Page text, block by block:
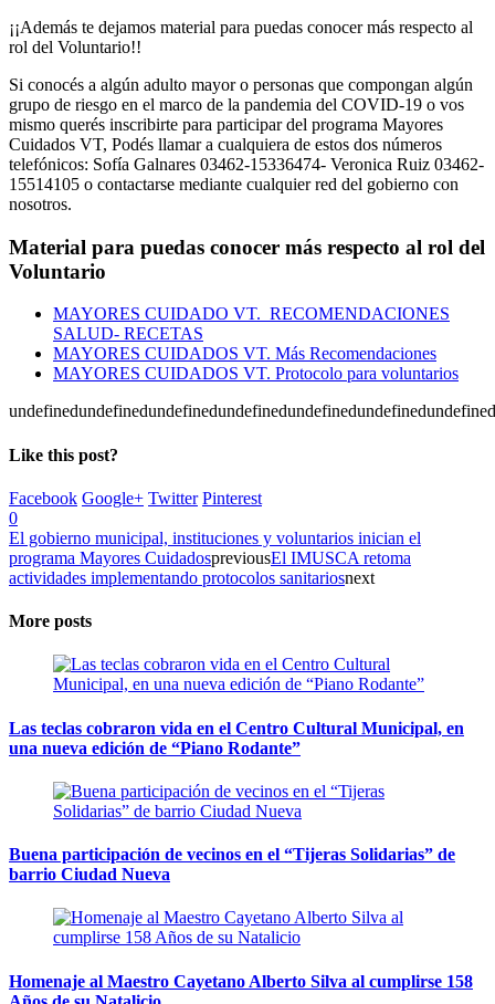
¡¡Además te dejamos material para puedas conocer más respecto al
rol del Voluntario!!
Si conocés a algún adulto mayor o personas que compongan algún
grupo de riesgo en el marco de la pandemia del COVID-19 o vos
mismo querés inscribirte para participar del programa Mayores
Cuidados VT, Podés llamar a cualquiera de estos dos números
telefónicos: Sofía Galnares 03462-15336474- Veronica Ruiz 03462-
15514105 o contactarse mediante cualquier red del gobierno con
nosotros.
Material para puedas conocer más respecto al rol del
Voluntario
MAYORES CUIDADO VT. RECOMENDACIONES
SALUD- RECETAS
MAYORES CUIDADOS VT. Más Recomendaciones
MAYORES CUIDADOS VT. Protocolo para voluntarios
undefinedundefinedundefinedundefinedundefinedundefinedundefined
Like this post?
Facebook Google+ Twitter Pinterest
0
El gobierno municipal, instituciones y voluntarios inician el
programa Mayores CuidadospreviousEl IMUSCA retoma
actividades implementando protocolos sanitariosnext
More posts
Las teclas cobraron vida en el Centro Cultural Municipal, en
una nueva edición de “Piano Rodante”
Buena participación de vecinos en el “Tijeras Solidarias” de
barrio Ciudad Nueva
Homenaje al Maestro Cayetano Alberto Silva al cumplirse 158